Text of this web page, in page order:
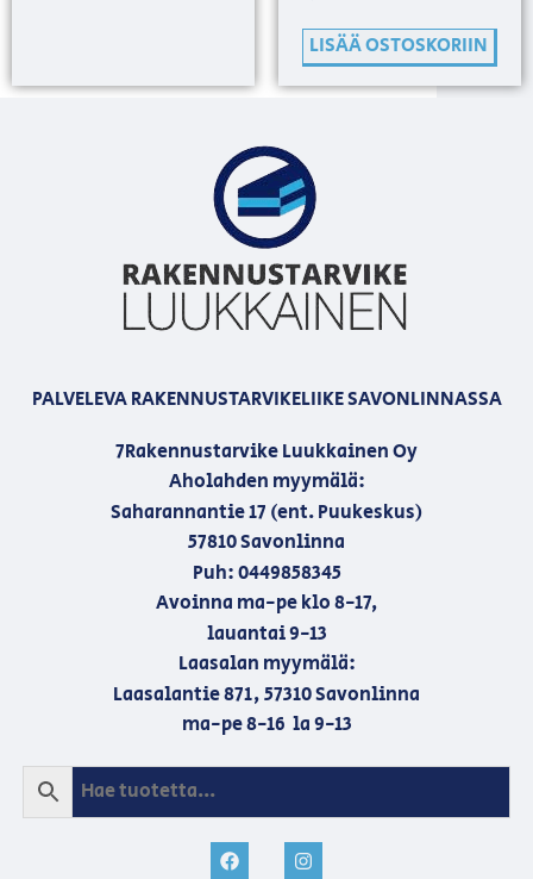
LISÄÄ OSTOSKORIIN
PALVELEVA RAKENNUSTARVIKELIIKE SAVONLINNASSA
7Rakennustarvike Luukkainen Oy
Aholahden myymälä:
Saharannantie 17 (ent. Puukeskus)
57810 Savonlinna
Puh: 0449858345
Avoinna ma-pe klo 8-17,
lauantai 9-13
Laasalan myymälä:
Laasalantie 871, 57310 Savonlinna
ma-pe 8-16 la 9-13